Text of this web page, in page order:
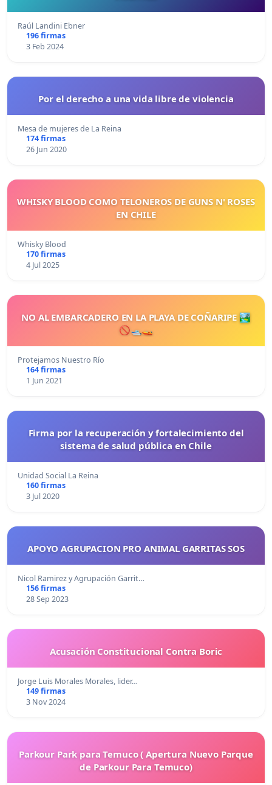
Raúl Landini Ebner
196 firmas
3 Feb 2024
Por el derecho a una vida libre de violencia
Mesa de mujeres de La Reina
174 firmas
26 Jun 2020
WHISKY BLOOD COMO TELONEROS DE GUNS N' ROSES
EN CHILE
Whisky Blood
170 firmas
4 Jul 2025
NO AL EMBARCADERO EN LA PLAYA DE COÑARIPE 🏞
🚫🛥🚤
Protejamos Nuestro Río
164 firmas
1 Jun 2021
Firma por la recuperación y fortalecimiento del
sistema de salud pública en Chile
Unidad Social La Reina
160 firmas
3 Jul 2020
APOYO AGRUPACION PRO ANIMAL GARRITAS SOS
Nicol Ramirez y Agrupación Garrit…
156 firmas
28 Sep 2023
Acusación Constitucional Contra Boric
Jorge Luis Morales Morales, lider…
149 firmas
3 Nov 2024
Parkour Park para Temuco ( Apertura Nuevo Parque
de Parkour Para Temuco)